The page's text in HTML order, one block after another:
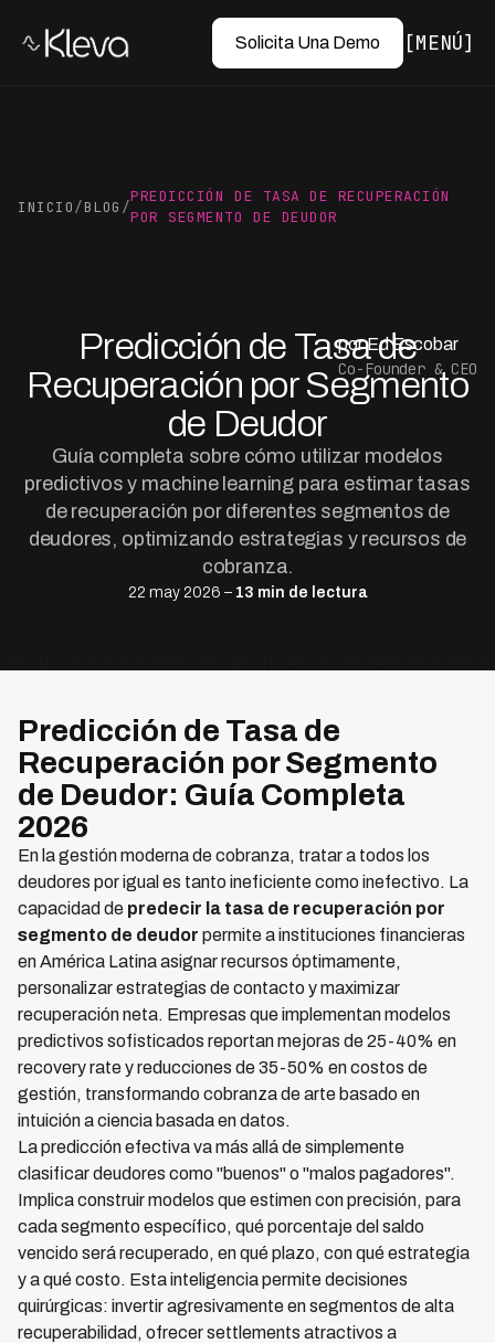
Solicita Una Demo MENÚ
INICIO/BLOG /
PREDICCIÓN DE TASA DE RECUPERACIÓN
POR SEGMENTO DE DEUDOR
Predicción de Tasa de
Recuperación por Segmento
de Deudor
Guía completa sobre cómo utilizar modelos
predictivos y machine learning para estimar tasas
de recuperación por diferentes segmentos de
deudores, optimizando estrategias y recursos de
cobranza.
22 may 2026 – 13 min de lectura
por Ed Escobar
Co-Founder & CEO
Predicción de Tasa de
Recuperación por Segmento
de Deudor: Guía Completa
2026
En la gestión moderna de cobranza, tratar a todos los
deudores por igual es tanto ineficiente como inefectivo. La
capacidad de predecir la tasa de recuperación por
segmento de deudor permite a instituciones financieras
en América Latina asignar recursos óptimamente,
personalizar estrategias de contacto y maximizar
recuperación neta. Empresas que implementan modelos
predictivos sofisticados reportan mejoras de 25-40% en
recovery rate y reducciones de 35-50% en costos de
gestión, transformando cobranza de arte basado en
intuición a ciencia basada en datos.
La predicción efectiva va más allá de simplemente
clasificar deudores como "buenos" o "malos pagadores".
Implica construir modelos que estimen con precisión, para
cada segmento específico, qué porcentaje del saldo
vencido será recuperado, en qué plazo, con qué estrategia
y a qué costo. Esta inteligencia permite decisiones
quirúrgicas: invertir agresivamente en segmentos de alta
recuperabilidad, ofrecer settlements atractivos a